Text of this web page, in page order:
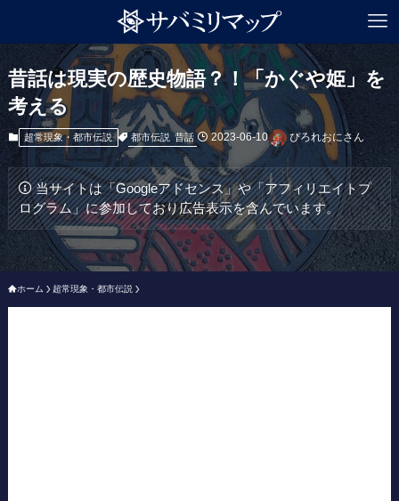
昔話は現実の歴史物語？！「かぐや姫」を
考える
超常現象・都市伝説 都市伝説 昔話 2023-06-10 ぴろれおにさん
当サイトは「Googleアドセンス」や「アフィリエイトプ
ログラム」に参加しており広告表示を含んでいます。
ホーム 超常現象・都市伝説